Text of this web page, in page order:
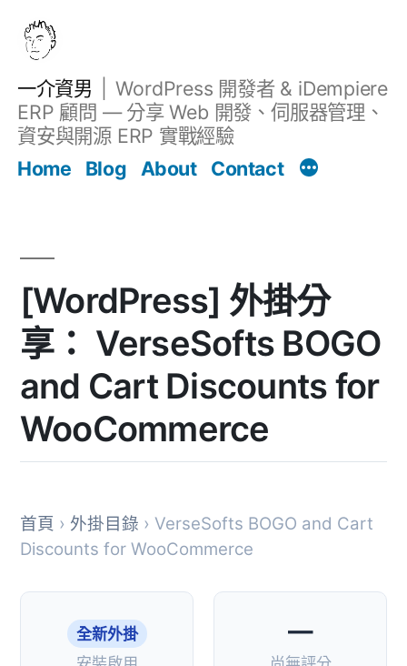
一介資男
WordPress 開發者 & iDempiere
ERP 顧問 — 分享 Web 開發、伺服器管理、
資安與開源 ERP 實戰經驗
Home
Blog About Contact
[WordPress] 外掛分
享： VerseSofts BOGO
and Cart Discounts for
WooCommerce
首頁 › 外掛目錄 › VerseSofts BOGO and Cart
Discounts for WooCommerce
全新外掛
—
文章